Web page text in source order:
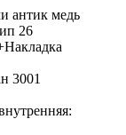
антик медь
26
3001